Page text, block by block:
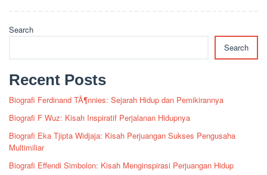
Search
Search
Recent Posts
Biografi Ferdinand TÃ¶nnies: Sejarah Hidup dan Pemikirannya
Biografi F Wuz: Kisah Inspiratif Perjalanan Hidupnya
Biografi Eka Tjipta Widjaja: Kisah Perjuangan Sukses Pengusaha
Multimiliar
Biografi Effendi Simbolon: Kisah Menginspirasi Perjuangan Hidup